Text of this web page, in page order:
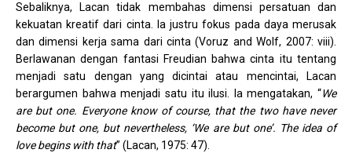
Sebaliknya, Lacan tidak membahas dimensi persatuan dan
kekuatan kreatif dari cinta. Ia justru fokus pada daya merusak
dan dimensi kerja sama dari cinta (Voruz and Wolf, 2007: viii).
Berlawanan dengan fantasi Freudian bahwa cinta itu tentang
menjadi satu dengan yang dicintai atau mencintai, Lacan
berargumen bahwa menjadi satu itu ilusi. Ia mengatakan, “We
are but one. Everyone know of course, that the two have never
become but one, but nevertheless, ‘We are but one’. The idea of
love begins with that” (Lacan, 1975: 47).